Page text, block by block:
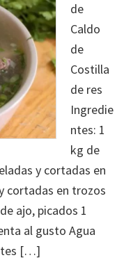
de
Caldo
de
Costilla
de res
Ingredie
ntes: 1
kg de
y cortadas en
cortadas en trozos
ajo, picados 1
al gusto Agua
[…]